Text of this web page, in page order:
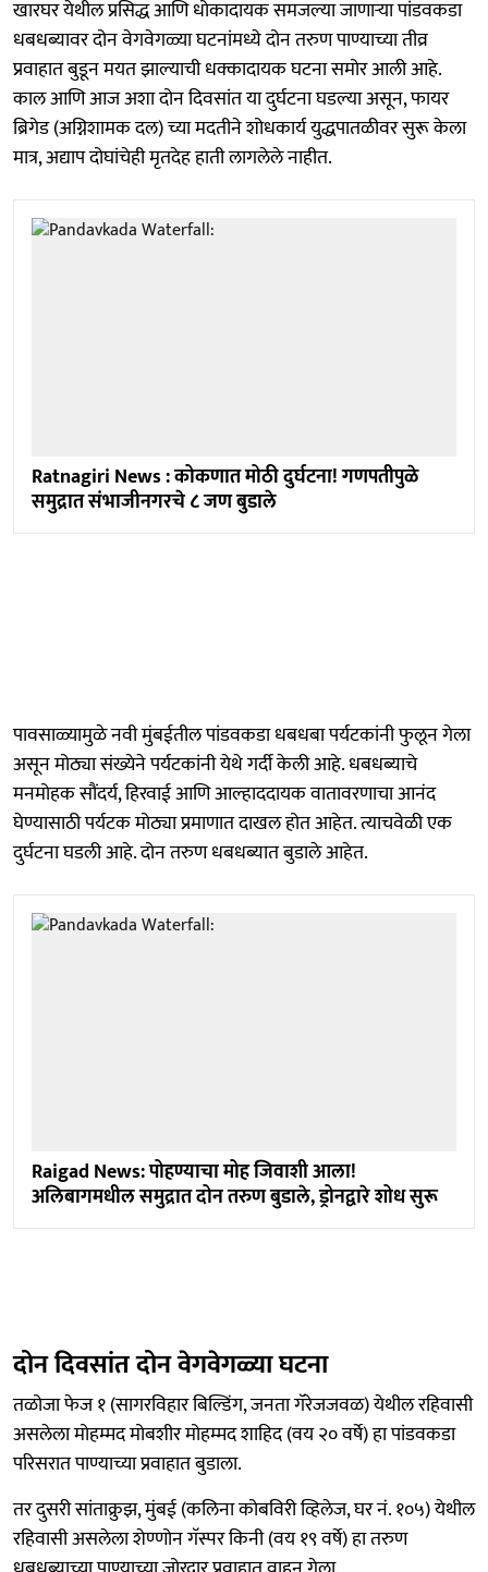
खारघर येथील प्रसिद्ध आणि धोकादायक समजल्या जाणाऱ्या पांडवकडा
धबधब्यावर दोन वेगवेगळ्या घटनांमध्ये दोन तरुण पाण्याच्या तीव्र
प्रवाहात बुडून मयत झाल्याची धक्कादायक घटना समोर आली आहे.
काल आणि आज अशा दोन दिवसांत या दुर्घटना घडल्या असून, फायर
ब्रिगेड (अग्निशामक दल) च्या मदतीने शोधकार्य युद्धपातळीवर सुरू केला
मात्र, अद्याप दोघांचेही मृतदेह हाती लागलेले नाहीत.
Ratnagiri News : कोकणात मोठी दुर्घटना! गणपतीपुळे
समुद्रात संभाजीनगरचे ८ जण बुडाले
पावसाळ्यामुळे नवी मुंबईतील पांडवकडा धबधबा पर्यटकांनी फुलून गेला
असून मोठ्या संख्येने पर्यटकांनी येथे गर्दी केली आहे. धबधब्याचे
मनमोहक सौंदर्य, हिरवाई आणि आल्हाददायक वातावरणाचा आनंद
घेण्यासाठी पर्यटक मोठ्या प्रमाणात दाखल होत आहेत. त्याचवेळी एक
दुर्घटना घडली आहे. दोन तरुण धबधब्यात बुडाले आहेत.
Raigad News: पोहण्याचा मोह जिवाशी आला!
अलिबागमधील समुद्रात दोन तरुण बुडाले, ड्रोनद्वारे शोध सुरू
​दोन दिवसांत दोन वेगवेगळ्या घटना
​तळोजा फेज १ (सागरविहार बिल्डिंग, जनता गॅरेजजवळ) येथील रहिवासी
असलेला मोहम्मद मोबशीर मोहम्मद शाहिद (वय २० वर्षे) हा पांडवकडा
परिसरात पाण्याच्या प्रवाहात बुडाला.
​तर दुसरी सांताक्रुझ, मुंबई (कलिना कोबविरी व्हिलेज, घर नं. १०५) येथील
रहिवासी असलेला शेण्णोन गॅस्पर किनी (वय १९ वर्षे) हा तरुण